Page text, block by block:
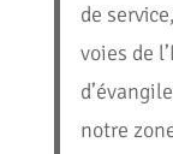
de
voies de
notre